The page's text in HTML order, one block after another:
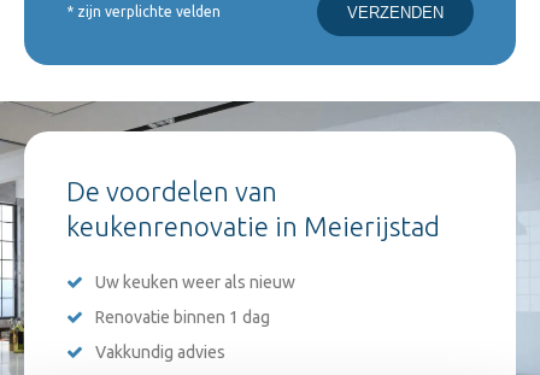
* zijn verplichte velden
De voordelen van
keukenrenovatie in Meierijstad
Uw keuken weer als nieuw
Renovatie binnen 1 dag
Vakkundig advies